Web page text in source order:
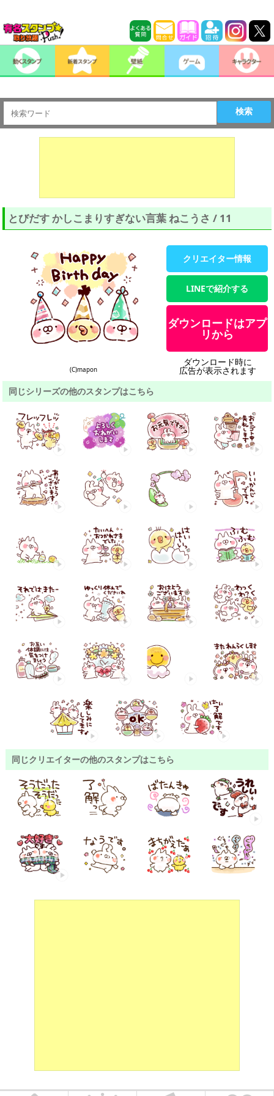
検索
とびだす かしこまりすぎない言葉 ねこうさ / 11
(C)mapon
クリエイター情報
LINEで紹介する
ダウンロードはアプ
リから
ダウンロード時に
広告が表示されます
同じシリーズの他のスタンプはこちら
同じクリエイターの他のスタンプはこちら